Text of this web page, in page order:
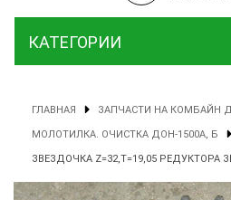
КАТЕГОРИИ
ГЛАВНАЯ ЗАПЧАСТИ НА КОМБАЙН
МОЛОТИЛКА. ОЧИСТКА ДОН-1500А, Б
ЗВЕЗДОЧКА Z=32,T=19,05 РЕДУКТОРА